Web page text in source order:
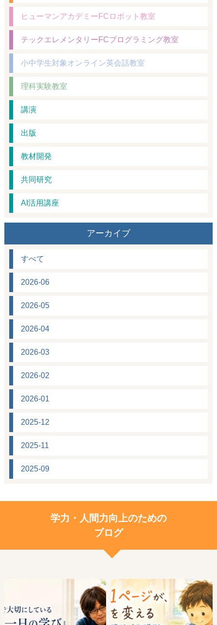
ヒューマンアカデミーFCロボット教室
テックエレメンタリーFCプログラミング教室
小中学生対象オンライン英会話教室
理科実験教室
講演
出版
教材開発
共同研究
AI活用講座
アーカイブ
すべて
2026-06
2026-05
2026-04
2026-03
2026-02
2026-01
2025-12
2025-11
2025-09
学力・人間力向上のための
ブログ